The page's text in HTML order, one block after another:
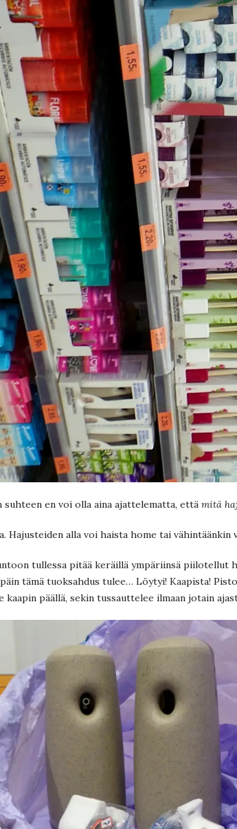
en voi olla aina ajattelematta, että mitä
Hajusteiden alla voi haista home tai vähintäänkin
tullessa pitää keräillä ympäriinsä piilotellut
tämä tuoksahdus tulee… Löytyi! Kaapista!
kaapin päällä, sekin tussauttelee ilmaan jotain